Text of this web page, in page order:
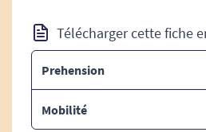
Télécharger cette fiche
Prehension
Mobilité